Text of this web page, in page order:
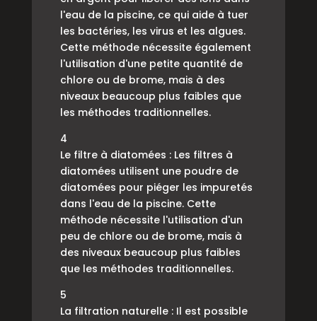
l'eau de la piscine, ce qui aide à tuer
les bactéries, les virus et les algues.
Cette méthode nécessite également
l'utilisation d'une petite quantité de
chlore ou de brome, mais à des
niveaux beaucoup plus faibles que
les méthodes traditionnelles.
4
Le filtre à diatomées : Les filtres à
diatomées utilisent une poudre de
diatomées pour piéger les impuretés
dans l'eau de la piscine. Cette
méthode nécessite l'utilisation d'un
peu de chlore ou de brome, mais à
des niveaux beaucoup plus faibles
que les méthodes traditionnelles.
5
La filtration naturelle : Il est possible